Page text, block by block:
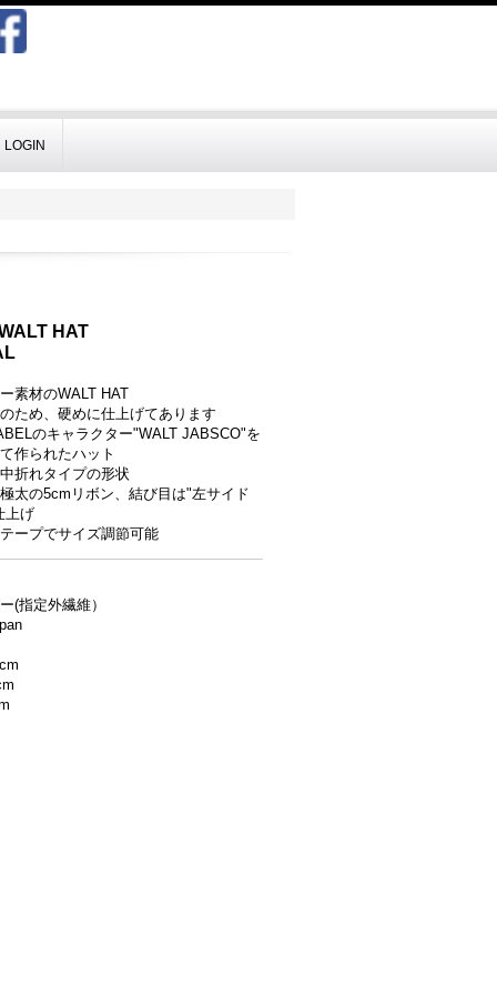
LOGIN
HAT
素材のWALT HAT
ため、硬めに仕上げてあります
のキャラクター"WALT JABSCO"を
作られたハット
折れタイプの形状
太の5cmリボン、結び目は"左サイド
上げ
ープでサイズ調節可能
(指定外繊維）